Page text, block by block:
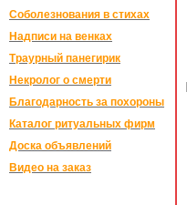
Соболезнования в стихах
Надписи на венках
Траурный панегирик
Некролог о смерти
Благодарность за похороны
Каталог ритуальных фирм
Доска объявлений
Видео на заказ